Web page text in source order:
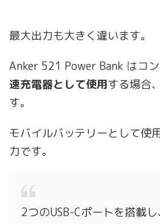
最大出力も大きく違います。
Anker 521 Power Bank はコ
速充電器として使用する場合、
す。
モバイルバッテリーとして使
力です。
2つのUSB-Cポートを搭載